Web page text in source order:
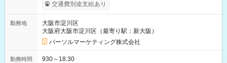
交通費別途支給あり
勤務地
大阪市淀川区
大阪府大阪市淀川区（最寄り駅：新大阪）
パーソルマーケティング株式会社
勤務時間
930～18:30